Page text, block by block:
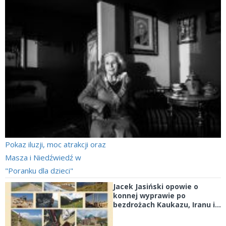
Pokaz iluzji, moc atrakcji oraz
Masza i Niedźwiedź w
"Poranku dla dzieci"
Jacek Jasiński opowie o
konnej wyprawie po
bezdrożach Kaukazu, Iranu i...